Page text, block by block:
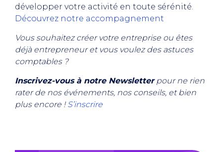
développer votre activité en toute sérénité.
Découvrez notre accompagnement
Vous souhaitez créer votre entreprise ou êtes
déjà entrepreneur et vous voulez des astuces
comptables ?
Inscrivez-vous à notre Newsletterpour ne rien
rater de nos événements, nos conseils, et bien
plus encore !S’inscrire